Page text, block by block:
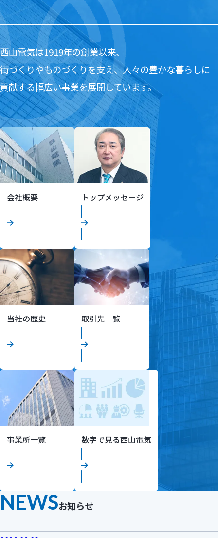
西山電気は1919年の創業以来、
街づくりやものづくりを支え、人々の豊かな暮らしに
貢献する幅広い事業を展開しています。
会社概要 トップメッセージ
当社の歴史 取引先一覧
事業所一覧 数字で見る西山電気
NEWSお知らせ